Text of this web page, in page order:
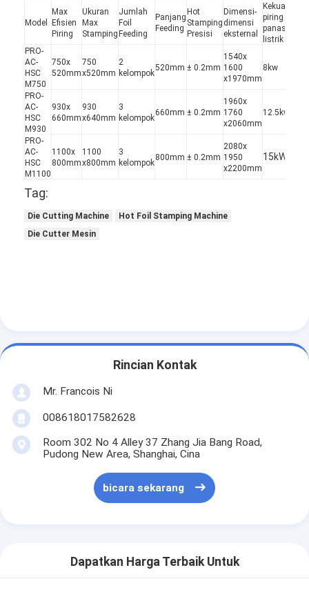
Rumah
Produk
Hubungi kami
Berita
Kasus
Laser cutting mesin
Die Cutting Consumables
Model
Max
Efisien
Piring
Ukuran
Max
Stamping
Jumlah
Foil
Feeding
Panjang
Feeding
Hot
Stamping
Presisi
Dimensi-
dimensi
eksternal
Kekuatan
piring
panas
listrik
PRO-
AC-
HSC
M750
750x
520mm
750
x520mm
2
kelompok
520mm ± 0.2mm
1540x
1600
x1970mm
8kw
PRO-
AC-
HSC
M930
930x
660mm
930
x640mm
3
kelompok
660mm ± 0.2mm
1960x
1760
x2060mm
12.5kw
PRO-
AC-
HSC
M1100
1100x
800mm
1100
x800mm
3
kelompok
800mm ± 0.2mm
2080x
1950
x2200mm
15kW
Tag:
Die Cutting Machine
Hot Foil Stamping Machine
Die Cutter Mesin
Rincian Kontak
Mr. Francois Ni
008618017582628
Room 302 No 4 Alley 37 Zhang Jia Bang Road,
Pudong New Area, Shanghai, Cina
bicara sekarang
Dapatkan Harga Terbaik Untuk